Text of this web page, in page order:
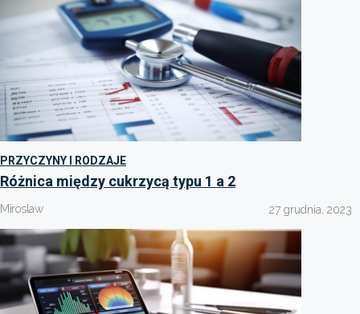
PRZYCZYNY I RODZAJE
Różnica między cukrzycą typu 1 a 2
Miroslaw 27 grudnia, 2023